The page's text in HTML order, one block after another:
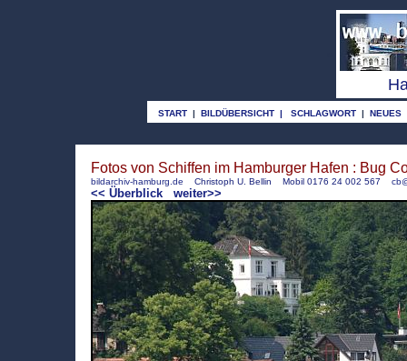
START | BILDÜBERSICHT | SCHLAGWORT | NEUES
Fotos von Schiffen im Hamburger Hafen : Bug
bildarchiv-hamburg.de Christoph U. Bellin Mobil 0176 24 002 567
<< Überblick weiter>>